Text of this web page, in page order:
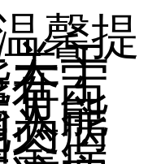
馨提
于
宁
白
能
病